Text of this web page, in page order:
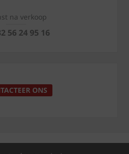
na verkoop
56 24 95 16
ONS